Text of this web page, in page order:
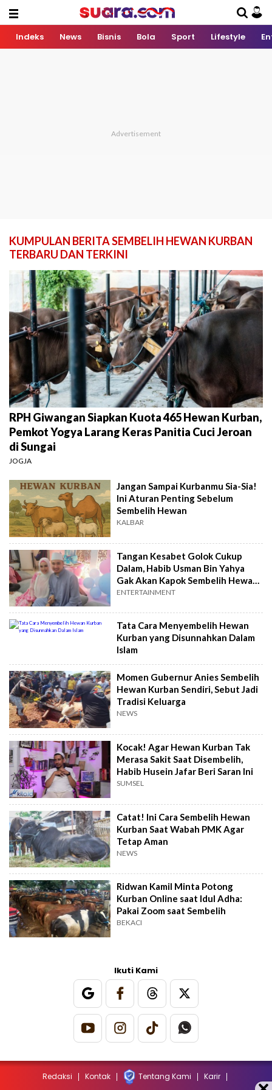
Indeks News Bisnis Bola Sport Lifestyle
KUMPULAN BERITA SEMBELIH HEWAN KURBAN
TERBARU DAN TERKINI
RPH Giwangan Siapkan Kuota 465 Hewan Kurban,
Pemkot Yogya Larang Keras Panitia Cuci Jeroan
di Sungai
JOGJA
Jangan Sampai Kurbanmu Sia-Sia!
Ini Aturan Penting Sebelum
Sembelih Hewan
KALBAR
Tangan Kesabet Golok Cukup
Dalam, Habib Usman Bin Yahya
Gak Akan Kapok Sembelih Hewan
Kurban
ENTERTAINMENT
Tata Cara Menyembelih Hewan
Kurban yang Disunnahkan Dalam
Islam
Momen Gubernur Anies Sembelih
Hewan Kurban Sendiri, Sebut Jadi
Tradisi Keluarga
NEWS
Kocak! Agar Hewan Kurban Tak
Merasa Sakit Saat Disembelih,
Habib Husein Jafar Beri Saran Ini
SUMSEL
Catat! Ini Cara Sembelih Hewan
Kurban Saat Wabah PMK Agar
Tetap Aman
NEWS
Ridwan Kamil Minta Potong
Kurban Online saat Idul Adha:
Pakai Zoom saat Sembelih
BEKACI
Ikuti Kami
Redaksi Kontak Tentang Kami
Karir